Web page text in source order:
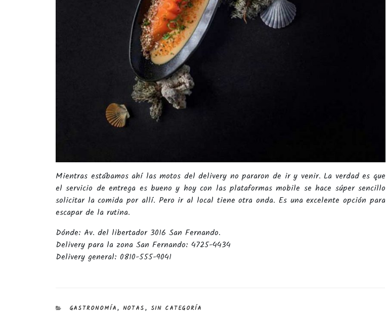
Mientras estábamos ahí las motos del delivery no pararon de ir y venir. La verdad es que
el servicio de entrega es bueno y hoy con las plataformas mobile se hace súper sencillo
solicitar la comida por allí. Pero ir al local tiene otra onda. Es una excelente opción para
escapar de la rutina.
Dónde: Av. del libertador 3016 San Fernando.
Delivery para la zona San Fernando: 4725-4434
Delivery general: 0810-555-9041
CATEGORÍAS
GASTRONOMÍA, NOTAS, SIN CATEGORÍA